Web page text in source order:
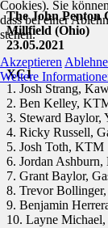
The John Penton
Millfield (Ohio)
23.05.2021
XC1
1. Josh Strang,
2. Ben Kelley,
3. Steward Baylor,
4. Ricky Russell,
5. Josh Toth, KTM
6. Jordan Ashburn,
7. Grant Baylor,
8. Trevor
9. Benjamin
10. Layne Michael,
Cookies). Sie
dass bei einer
stehen.
Akzeptieren
Weitere